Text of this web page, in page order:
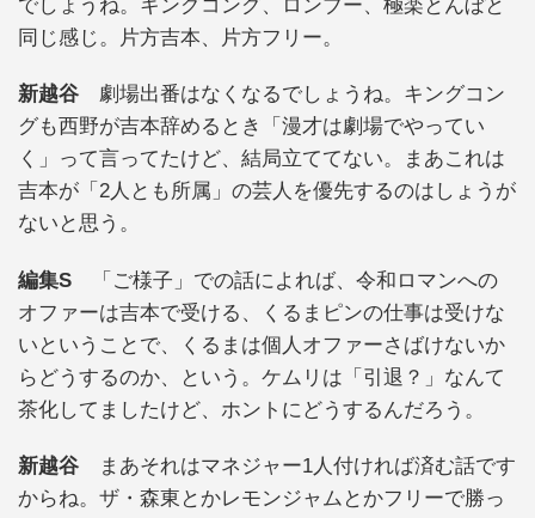
でしょうね。キングコング、ロンブー、極楽とんぼと
同じ感じ。片方吉本、片方フリー。
新越谷 劇場出番はなくなるでしょうね。キングコン
グも西野が吉本辞めるとき「漫才は劇場でやってい
く」って言ってたけど、結局立ててない。まあこれは
吉本が「2人とも所属」の芸人を優先するのはしょうが
ないと思う。
編集S
「ご様子」での話によれば、令和ロマンへの
オファーは吉本で受ける、くるまピンの仕事は受けな
いということで、くるまは個人オファーさばけないか
らどうするのか、という。ケムリは「引退？」なんて
茶化してましたけど、ホントにどうするんだろう。
新越谷
まあそれはマネジャー1人付ければ済む話です
からね。ザ・森東とかレモンジャムとかフリーで勝っ